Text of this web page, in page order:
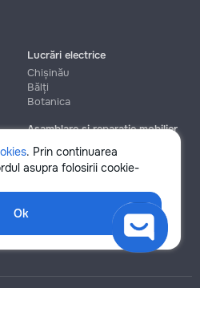
. Prin continuarea
asupra folosirii cookie-
Ok
Lucrări electrice
Chișinău
Bălți
Botanica
Asamblare și reparație mobilier
Chișinău
Botanica